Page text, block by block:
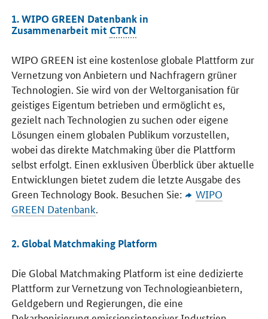
1. WIPO GREEN Datenbank in
Zusammenarbeit mit CTCN
WIPO GREEN ist eine kostenlose globale Plattform zur
Vernetzung von Anbietern und Nachfragern grüner
Technologien. Sie wird von der Weltorganisation für
geistiges Eigentum betrieben und ermöglicht es,
gezielt nach Technologien zu suchen oder eigene
Lösungen einem globalen Publikum vorzustellen,
wobei das direkte Matchmaking über die Plattform
selbst erfolgt. Einen exklusiven Überblick über aktuelle
Entwicklungen bietet zudem die letzte Ausgabe des
Green Technology Book . Besuchen Sie:
WIPO
GREEN Datenbank
2.Global Matchmaking Platform
Die Global Matchmaking Platform ist eine dedizierte
Plattform zur Vernetzung von Technologieanbietern,
Geldgebern und Regierungen, die eine